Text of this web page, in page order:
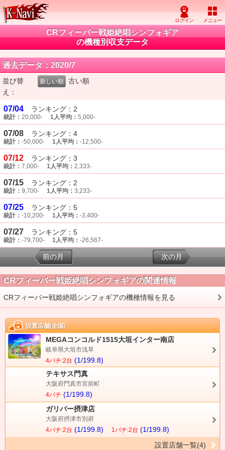
CRフィーバー戦姫絶唱シンフォギア
の機種別収支データ
過去データ：2020/7
並び替
え：
新しい順 古い順
07/04 ランキング：2
統計： 20,000- 1人平均： 5,000-
07/08 ランキング：4
統計： -50,000- 1人平均： -12,500-
07/12 ランキング：3
統計： 7,000- 1人平均： 2,333-
07/15 ランキング：2
統計： 9,700- 1人平均： 3,233-
07/25 ランキング：5
統計： -10,200- 1人平均： -3,400-
07/27 ランキング：5
統計： -79,700- 1人平均： -26,567-
前の月 次の月
CRフィーバー戦姫絶唱シンフォギアの関連情報
CRフィーバー戦姫絶唱シンフォギアの機種情報を見る
設置店舗(全国)
MEGAコンコルド1515大垣インター南店
岐阜県大垣市浅草
4パチ:2台 (1/199.8)
テキサス門真
大阪府門真市宮前町
4パチ (1/199.8)
ガリバー摂津店
大阪府摂津市別府
4パチ:2台 (1/199.8) 1パチ:2台 (1/199.8)
設置店舗一覧(4)